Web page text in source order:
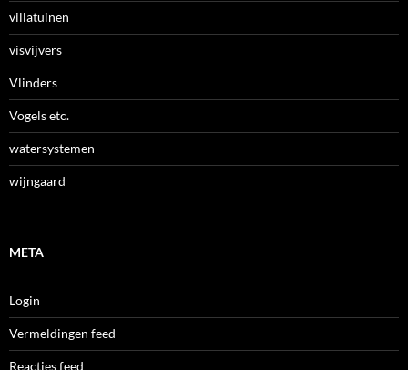
villatuinen
visvijvers
Vlinders
Vogels etc.
watersystemen
wijngaard
META
Login
Vermeldingen feed
Reacties feed